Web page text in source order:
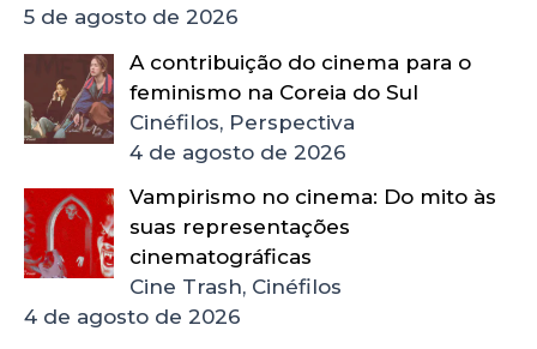
5 de agosto de 2026
A contribuição do cinema para o
feminismo na Coreia do Sul
Cinéfilos, Perspectiva
4 de agosto de 2026
Vampirismo no cinema: Do mito às
suas representações
cinematográficas
Cine Trash, Cinéfilos
4 de agosto de 2026